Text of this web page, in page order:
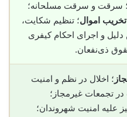
سرقت و سرقت مسلحانه؛
تخریب اموال؛ تنظیم شکایت،
و اجرای احکام کیفری
ذی‌نفعان.
؛ اخلال در نظم و امنیت
تجمعات غیرمجاز؛
علیه امنیت شهروندان؛